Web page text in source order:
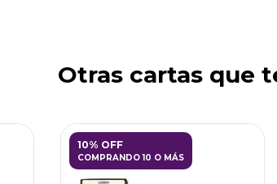
Otras cartas que
10% OFF
COMPRANDO 10 O MÁS